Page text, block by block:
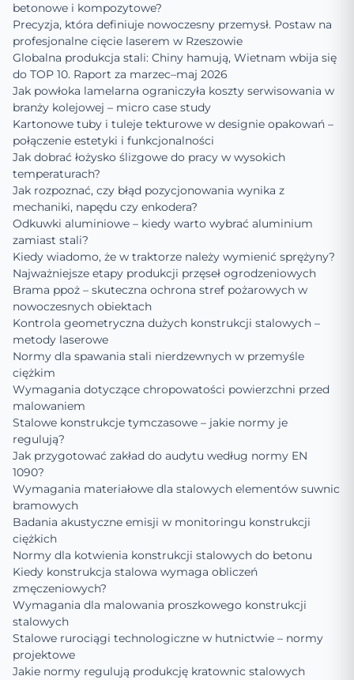
betonowe i kompozytowe?
Precyzja, która definiuje nowoczesny przemysł. Postaw na
profesjonalne cięcie laserem w Rzeszowie
Globalna produkcja stali: Chiny hamują, Wietnam wbija się
do TOP 10. Raport za marzec–maj 2026
Jak powłoka lamelarna ograniczyła koszty serwisowania w
branży kolejowej – micro case study
Kartonowe tuby i tuleje tekturowe w designie opakowań –
połączenie estetyki i funkcjonalności
Jak dobrać łożysko ślizgowe do pracy w wysokich
temperaturach?
Jak rozpoznać, czy błąd pozycjonowania wynika z
mechaniki, napędu czy enkodera?
Odkuwki aluminiowe – kiedy warto wybrać aluminium
zamiast stali?
Kiedy wiadomo, że w traktorze należy wymienić sprężyny?
Najważniejsze etapy produkcji przęseł ogrodzeniowych
Brama ppoż – skuteczna ochrona stref pożarowych w
nowoczesnych obiektach
Kontrola geometryczna dużych konstrukcji stalowych –
metody laserowe
Normy dla spawania stali nierdzewnych w przemyśle
ciężkim
Wymagania dotyczące chropowatości powierzchni przed
malowaniem
Stalowe konstrukcje tymczasowe – jakie normy je
regulują?
Jak przygotować zakład do audytu według normy EN
1090?
Wymagania materiałowe dla stalowych elementów suwnic
bramowych
Badania akustyczne emisji w monitoringu konstrukcji
ciężkich
Normy dla kotwienia konstrukcji stalowych do betonu
Kiedy konstrukcja stalowa wymaga obliczeń
zmęczeniowych?
Wymagania dla malowania proszkowego konstrukcji
stalowych
Stalowe rurociągi technologiczne w hutnictwie – normy
projektowe
Jakie normy regulują produkcję kratownic stalowych